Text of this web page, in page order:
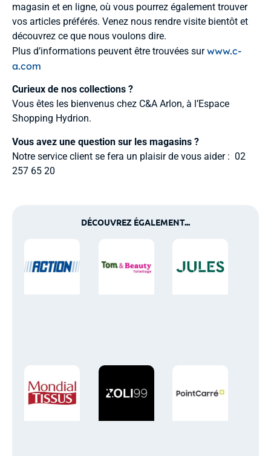
magasin et en ligne, où vous pourrez également trouver
vos articles préférés. Venez nous rendre visite bientôt et
découvrez ce que nous voulons dire.
Plus d’informations peuvent être trouvées surwww.c-
a.com
Curieux de nos collections ?
Vous êtes les bienvenus chez C&A Arlon, à l’Espace
Shopping Hydrion.
Vous avez une question sur les magasins ?
Notre service client se fera un plaisir de vous aider : 02
257 65 20
DÉCOUVREZ ÉGALEMENT...